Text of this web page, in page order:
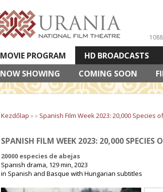
MOVIE PROGRAM
NOW SHOWING
COMING SOON
HD BROADCASTS
VETÍTETT KÉPES ELŐADÁSOK
Kezdőlap »» Spanish Film Week 2023: 20,000 Species
SPANISH FILM WEEK 2023: 20,000 SPECIES
20000 especies de abejas
Spanish drama, 129 min, 2023
in Spanish and Basque with Hungarian subtitles